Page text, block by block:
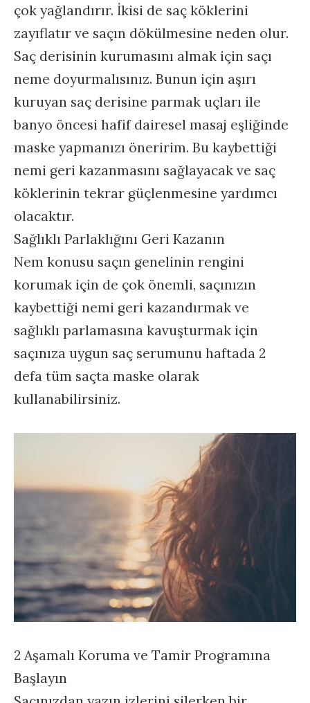
çok yağlandırır. İkisi de saç köklerini
zayıflatır ve saçın dökülmesine neden olur.
Saç derisinin kurumasını almak için saçı
neme doyurmalısınız. Bunun için aşırı
kuruyan saç derisine parmak uçları ile
banyo öncesi hafif dairesel masaj eşliğinde
maske yapmanızı öneririm. Bu kaybettiği
nemi geri kazanmasını sağlayacak ve saç
köklerinin tekrar güçlenmesine yardımcı
olacaktır.
Sağlıklı Parlaklığını Geri Kazanın
Nem konusu saçın genelinin rengini
korumak için de çok önemli, saçınızın
kaybettiği nemi geri kazandırmak ve
sağlıklı parlamasına kavuşturmak için
saçınıza uygun saç serumunu haftada 2
defa tüm saçta maske olarak
kullanabilirsiniz.
2 Aşamalı Koruma ve Tamir Programına
Başlayın